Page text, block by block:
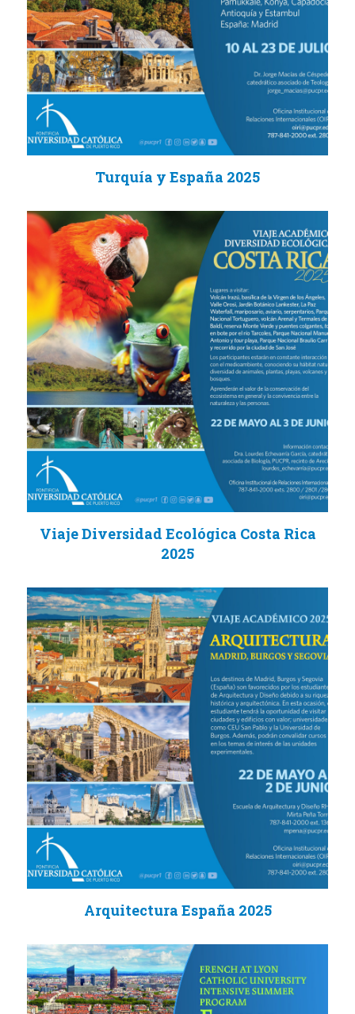
Turquía y España 2025
Viaje Diversidad Ecológica Costa Rica
2025
Arquitectura España 2025